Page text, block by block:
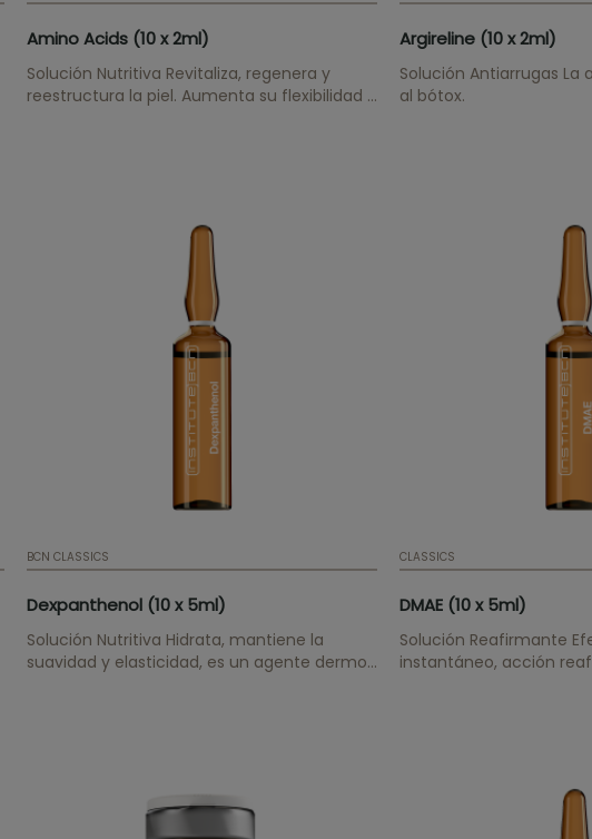
Amino Acids (10 x 2ml)
Solución Nutritiva Revitaliza, regenera y
reestructura la piel. Aumenta su flexibilidad y
Argireline (10 x 2ml)
Solución Antiarrugas
al bótox.
BCN CLASSICS
Dexpanthenol (10 x 5ml)
Solución Nutritiva Hidrata, mantiene la
suavidad y elasticidad, es un agente dermo-
CLASSICS
DMAE (10 x 5ml)
Solución Reafirmante
instantáneo, acción